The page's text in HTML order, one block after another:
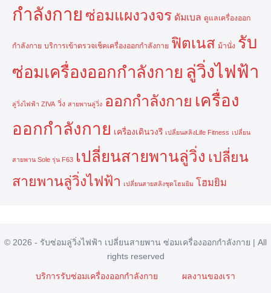
กำลังกาย ซ่อมแผงวงจร ดัมเบล ดูแลเครื่องออก
กำลังกาย บริการเข้าตรวจเช็คเครื่องออกกำลังกาย ฟิตเนส ม้านั่ง รับ
ซ่อมเครื่องออกกำลังกาย ลู่วิ่งไฟฟ้า
ลู่วิ่งไฟฟ้า ZIVA วิ่ง สายพานลู่วิ่ง ออกกำลังกาย เครื่อง
ออกกำลังกาย เครื่องเดินวงรี เปลี่ยนสลิงLife Fitness เปลี่ยน
สายพาน Sole รุ่น F63 เปลี่ยนสายพานลู่วิ่ง เปลี่ยน
สายพานลู่วิ่งไฟฟ้า เปลี่ยนสายสลิงชุดโฮมยิม โฮมยิม
© 2026 - รับซ่อมลู่วิ่งไฟฟ้า เปลี่ยนสายพาน ซ่อมเครื่องออกกำลังกาย | All
rights reserved
บริการรับซ่อมเครื่องออกกำลังกาย ผลงานของเรา